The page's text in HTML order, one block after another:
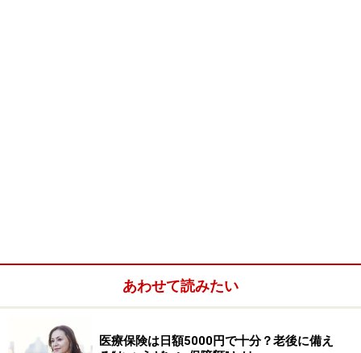
ね。
「契約者」は誰にする？
あわせて読みたい
医療保険は日額5000円で十分？老後に備え